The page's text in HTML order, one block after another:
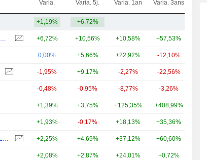
Varia. Varia. 5j. Varia. 1an Varia. 3ans
+1,19% +6,72% - -
+6,72% +10,56% +10,58% +57,53%
0,00% +5,66% +22,92% -12,10%
-1,95% +9,17% -2,27% -22,56%
-0,48% -0,95% -8,77% -3,26%
+1,39% +3,75% +125,35% +408,99%
+1,93% -0,17% +18,13% +35,36%
+2,25% +4,69% +37,12% +60,60%
+2,08% +2,87% +24,01% +0,72%